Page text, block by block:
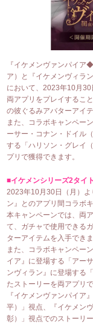
『イケメンヴァンパイア
ア）と『イケメンヴィラ
において、2023年10月30
両アプリをプレイするこ
の彼ぐるみアバターアイ
また、コラボキャンペー
ーサー・コナン・ドイル
する「ハリソン・グレイ
プリで獲得できます。
■イケメンシリーズ2タイ
2023年10月30日（月）よ
ン』とのアプリ間コラボ
本キャンペーンでは、両
て、ガチャで使用できる
ターアイテムを入手できま
また、コラボキャンペー
イア』に登場する「アー
ンヴィラン』に登場する
たストーリーを両アプリ
『イケメンヴァンパイア
平）」視点、『イケメン
彰）」視点でのストーリ